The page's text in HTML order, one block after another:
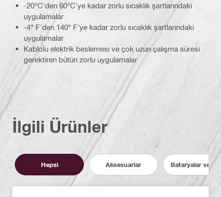
-20°C'den 60°C'ye kadar zorlu sıcaklık şartlarındaki
uygulamalar
-4° F'den 140° F'ye kadar zorlu sıcaklık şartlarındaki
uygulamalar
Kablolu elektrik beslemesi ve çok uzun çalışma süresi
gerektiren bütün zorlu uygulamalar
İlgili Ürünler
Hepsi Aksesuarlar Bataryalar ve